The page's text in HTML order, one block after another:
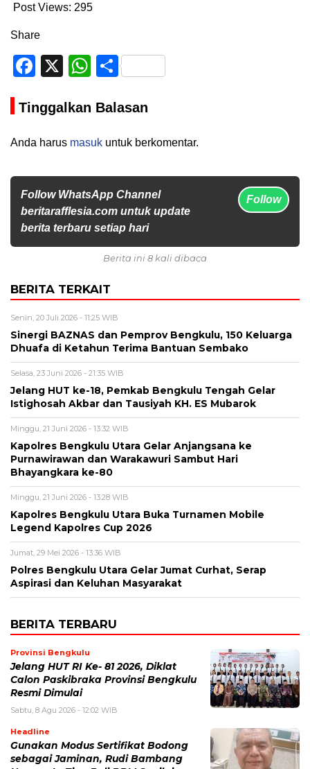
Post Views: 295
Share
Facebook
X WhatsApp
Share
Tinggalkan Balasan
Anda harus masuk untuk berkomentar.
Follow WhatsApp Channel
beritarafflesia.com untuk update
berita terbaru setiap hari
Follow
Berita ini 8 kali dibaca
BERITA TERKAIT
Senin, 20 Juli 2026 - 11:25 WIB
Sinergi BAZNAS dan Pemprov Bengkulu, 150 Keluarga
Dhuafa di Ketahun Terima Bantuan Sembako
Selasa, 23 Juni 2026 - 21:35 WIB
Jelang HUT ke-18, Pemkab Bengkulu Tengah Gelar
Istighosah Akbar dan Tausiyah KH. ES Mubarok
Minggu, 21 Juni 2026 - 13:32 WIB
Kapolres Bengkulu Utara Gelar Anjangsana ke
Purnawirawan dan Warakawuri Sambut Hari
Bhayangkara ke-80
Minggu, 21 Juni 2026 - 13:28 WIB
Kapolres Bengkulu Utara Buka Turnamen Mobile
Legend Kapolres Cup 2026
Jumat, 29 Mei 2026 - 13:36 WIB
Polres Bengkulu Utara Gelar Jumat Curhat, Serap
Aspirasi dan Keluhan Masyarakat
BERITA TERBARU
Provinsi Bengkulu
Jelang HUT RI Ke- 81 2026, Diklat
Calon Paskibraka Provinsi Bengkulu
Resmi Dimulai
Sabtu, 8 Agu 2026 - 12:02 WIB
Headline
Gunakan Modus Sertifikat Bodong
sebagai Jaminan, Rudi Bambang